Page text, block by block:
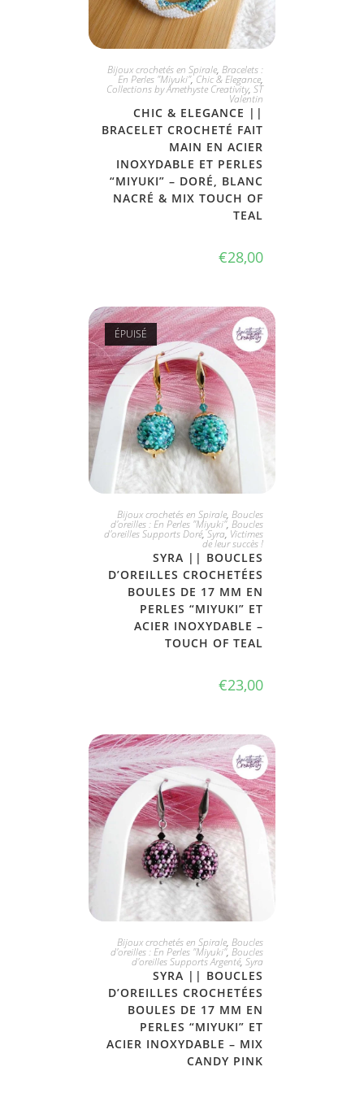
JE L'ADOPTE
Bijoux crochetés en Spirale, Bracelets :
En Perles "Miyuki",Chic & Elegance,
Collections by Amethyste Creativity, ST
Valentin
CHIC & ELEGANCE ||
BRACELET CROCHETÉ FAIT
MAIN EN ACIER
INOXYDABLE ET PERLES
“MIYUKI” – DORÉ, BLANC
NACRÉ & MIX TOUCH OF
TEAL
€28,00
ÉPUISÉ
PLUS DISPONIBLE
Bijoux crochetés en Spirale, Boucles
d'oreilles : En Perles "Miyuki", Boucles
d'oreilles Supports Doré,Syra, Victimes
de leur succès !
SYRA || BOUCLES
D’OREILLES CROCHETÉES
BOULES DE 17 MM EN
PERLES “MIYUKI” ET
ACIER INOXYDABLE –
TOUCH OF TEAL
€23,00
JE L'ADOPTE
Bijoux crochetés en Spirale, Boucles
d'oreilles : En Perles "Miyuki", Boucles
d'oreilles Supports Argenté, Syra
SYRA || BOUCLES
D’OREILLES CROCHETÉES
BOULES DE 17 MM EN
PERLES “MIYUKI” ET
ACIER INOXYDABLE – MIX
CANDY PINK